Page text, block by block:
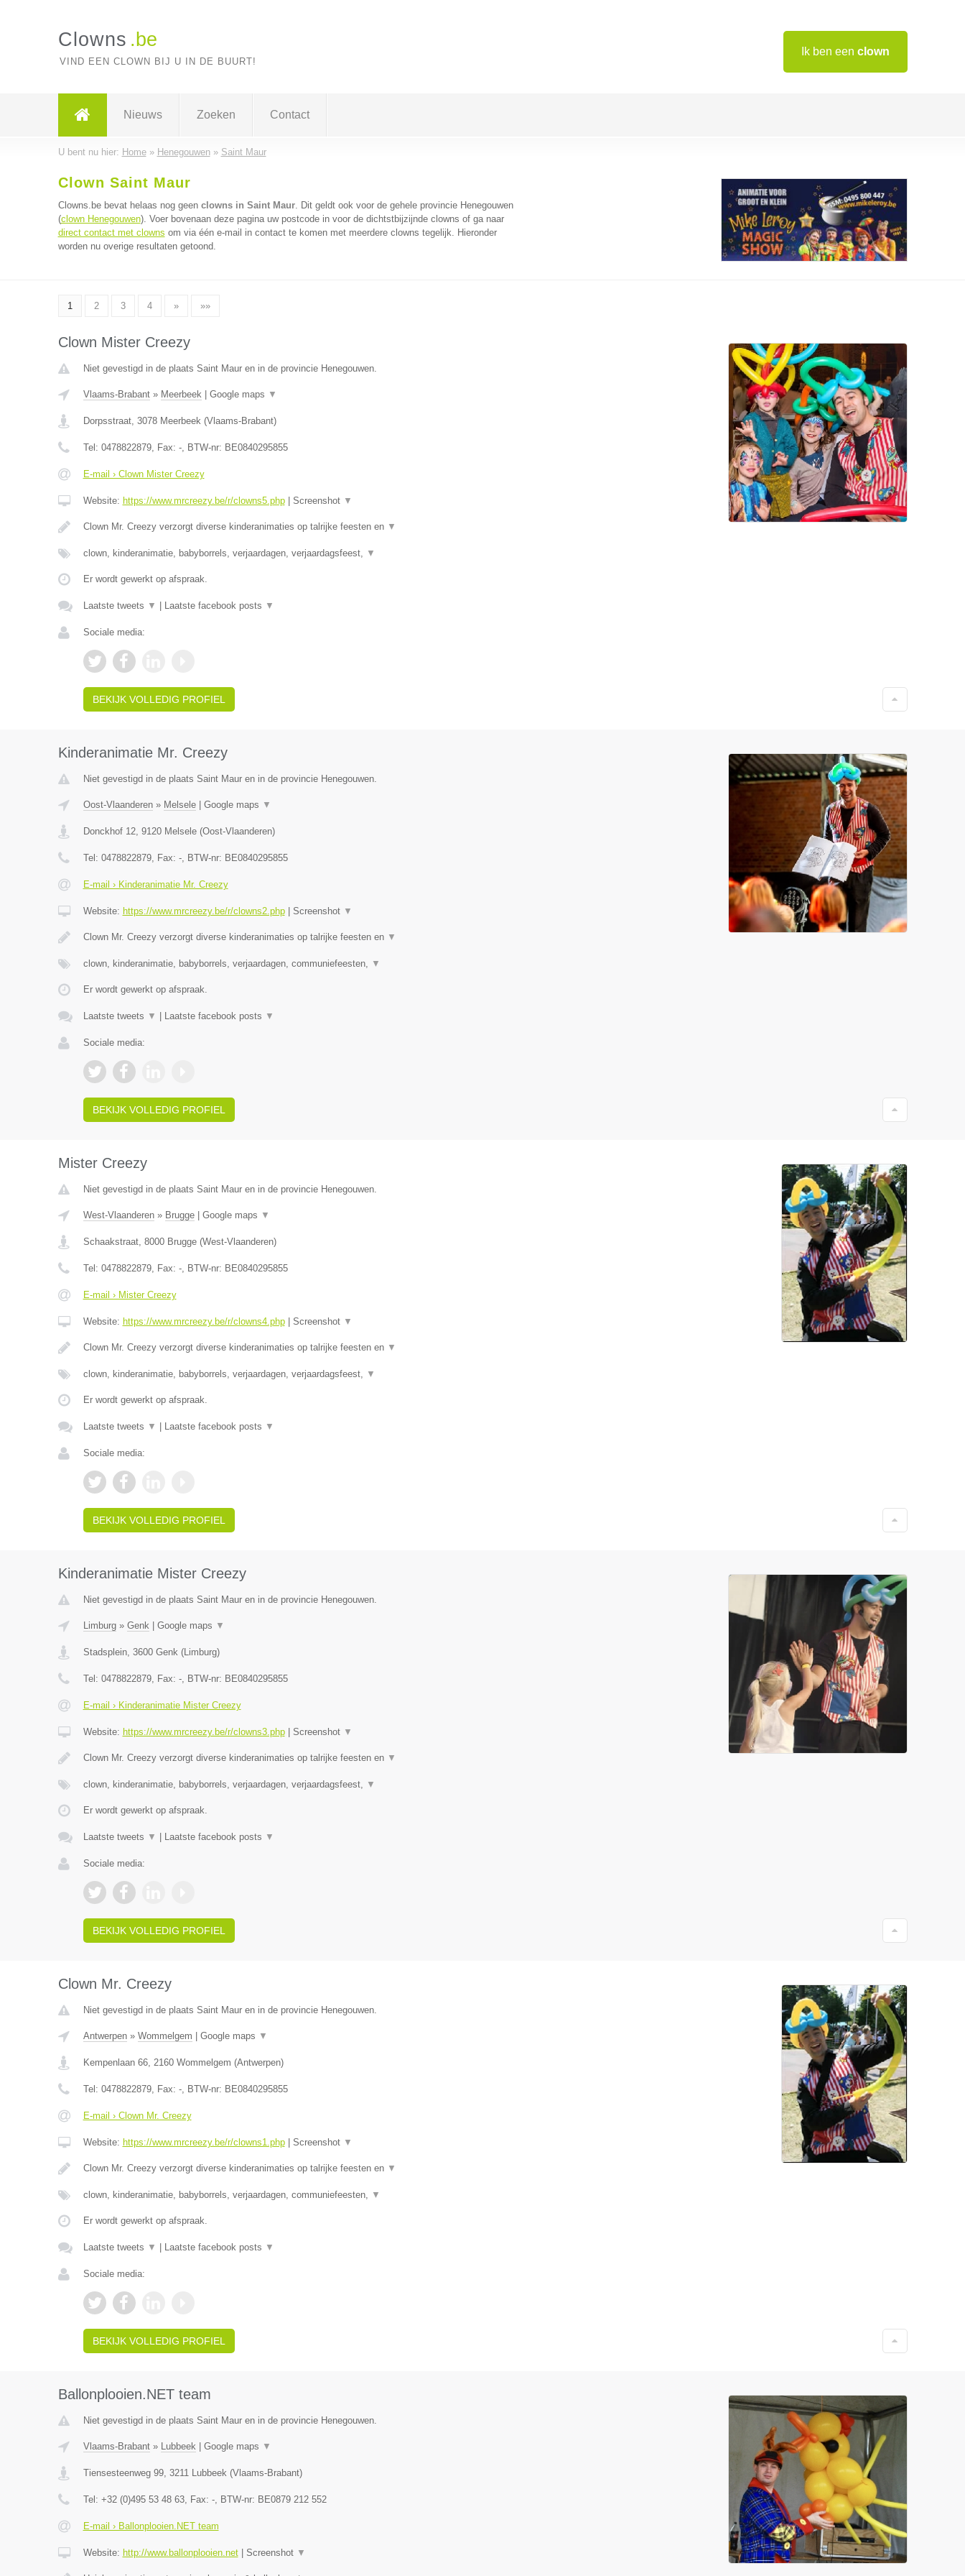
Ik ben een clown
Clowns .be
VIND EEN CLOWN BIJ U IN DE BUURT!
Nieuws Zoeken Contact
U bent nu hier: Home» Henegouwen» Saint Maur
Clown Saint Maur
Clowns.be bevat helaas nog geen clowns in Saint Maur. Dit geldt ook voor de gehele provincie Henegouwen
(clown Henegouwen). Voer bovenaan deze pagina uw postcode in voor de dichtstbijzijnde clowns of ga naar
direct contact met clowns om via één e-mail in contact te komen met meerdere clowns tegelijk. Hieronder
worden nu overige resultaten getoond.
1 2 3 4 » »»
Clown Mister Creezy
Niet gevestigd in de plaats Saint Maur en in de provincie Henegouwen.
Vlaams-Brabant» Meerbeek| Google maps ▼
Dorpsstraat, 3078 Meerbeek(Vlaams-Brabant)
Tel: 0478822879, Fax: -, BTW-nr: BE0840295855
E-mail › Clown Mister Creezy
Website: https://www.mrcreezy.be/r/clowns5.php| Screenshot ▼
Clown Mr. Creezy verzorgt diverse kinderanimaties op talrijke feesten en ▼
clown, kinderanimatie, babyborrels, verjaardagen, verjaardagsfeest, ▼
Er wordt gewerkt op afspraak.
Laatste tweets ▼ Laatste facebook posts ▼
Sociale media:
BEKIJK VOLLEDIG PROFIEL
Kinderanimatie Mr. Creezy
Niet gevestigd in de plaats Saint Maur en in de provincie Henegouwen.
Oost-Vlaanderen» Melsele| Google maps ▼
Donckhof 12, 9120 Melsele(Oost-Vlaanderen)
Tel: 0478822879, Fax: -, BTW-nr: BE0840295855
E-mail › Kinderanimatie Mr. Creezy
Website: https://www.mrcreezy.be/r/clowns2.php| Screenshot ▼
Clown Mr. Creezy verzorgt diverse kinderanimaties op talrijke feesten en ▼
clown, kinderanimatie, babyborrels, verjaardagen, communiefeesten, ▼
Er wordt gewerkt op afspraak.
Laatste tweets ▼ Laatste facebook posts ▼
Sociale media:
BEKIJK VOLLEDIG PROFIEL
Mister Creezy
Niet gevestigd in de plaats Saint Maur en in de provincie Henegouwen.
West-Vlaanderen» Brugge| Google maps ▼
Schaakstraat, 8000 Brugge(West-Vlaanderen)
Tel: 0478822879, Fax: -, BTW-nr: BE0840295855
E-mail › Mister Creezy
Website: https://www.mrcreezy.be/r/clowns4.php| Screenshot ▼
Clown Mr. Creezy verzorgt diverse kinderanimaties op talrijke feesten en ▼
clown, kinderanimatie, babyborrels, verjaardagen, verjaardagsfeest, ▼
Er wordt gewerkt op afspraak.
Laatste tweets ▼ Laatste facebook posts ▼
Sociale media:
BEKIJK VOLLEDIG PROFIEL
Kinderanimatie Mister Creezy
Niet gevestigd in de plaats Saint Maur en in de provincie Henegouwen.
Limburg» Genk| Google maps ▼
Stadsplein, 3600 Genk(Limburg)
Tel: 0478822879, Fax: -, BTW-nr: BE0840295855
E-mail › Kinderanimatie Mister Creezy
Website: https://www.mrcreezy.be/r/clowns3.php| Screenshot ▼
Clown Mr. Creezy verzorgt diverse kinderanimaties op talrijke feesten en ▼
clown, kinderanimatie, babyborrels, verjaardagen, verjaardagsfeest, ▼
Er wordt gewerkt op afspraak.
Laatste tweets ▼ Laatste facebook posts ▼
Sociale media:
BEKIJK VOLLEDIG PROFIEL
Clown Mr. Creezy
Niet gevestigd in de plaats Saint Maur en in de provincie Henegouwen.
Antwerpen» Wommelgem Google maps ▼
Kempenlaan 66, 2160 Wommelgem (Antwerpen)
Tel: 0478822879, Fax: -, BTW-nr: BE0840295855
E-mail › Clown Mr. Creezy
Website: https://www.mrcreezy.be/r/clowns1.php| Screenshot ▼
Clown Mr. Creezy verzorgt diverse kinderanimaties op talrijke feesten en ▼
clown, kinderanimatie, babyborrels, verjaardagen, communiefeesten, ▼
Er wordt gewerkt op afspraak.
Laatste tweets ▼ Laatste facebook posts ▼
Sociale media:
BEKIJK VOLLEDIG PROFIEL
Ballonplooien.NET team
Niet gevestigd in de plaats Saint Maur en in de provincie Henegouwen.
Vlaams-Brabant» Lubbeek| Google maps ▼
Tiensesteenweg 99, 3211 Lubbeek(Vlaams-Brabant)
Tel: +32 (0)495 53 48 63, Fax: -, BTW-nr: BE0879 212 552
E-mail › Ballonplooien.NET team
Website: http://www.ballonplooien.net| Screenshot ▼